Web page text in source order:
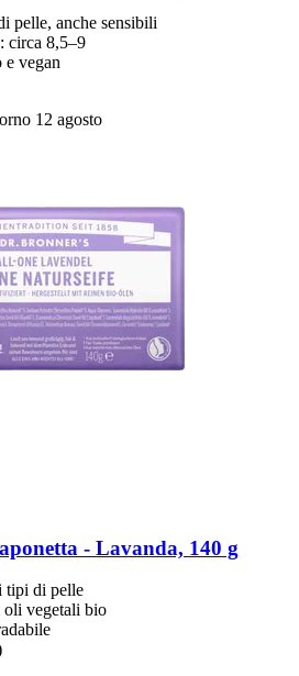
pelle, anche sensibili
circa 8,5–9
e vegan
12 agosto
-​ Lavanda, 140 g
tipi di pelle
vegetali bio